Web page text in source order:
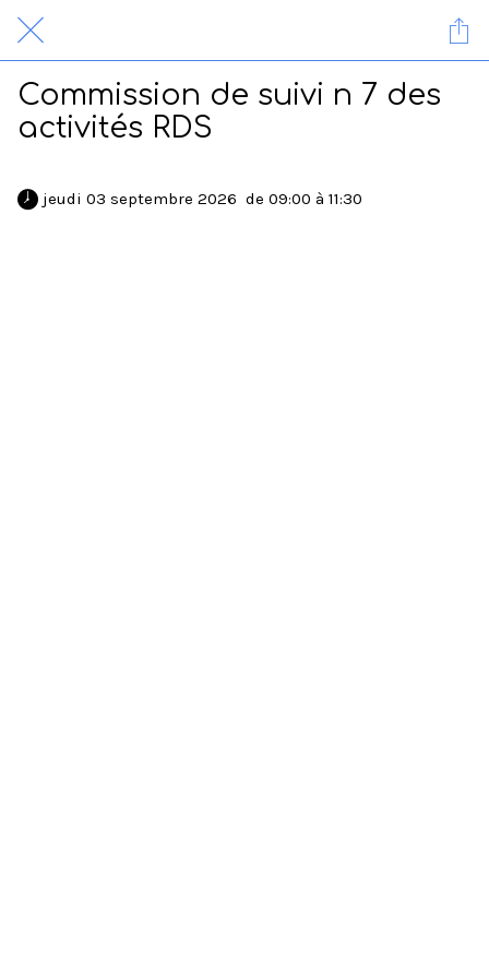
Commission de suivi n 7 des
activités RDS
jeudi 03 septembre 2026  de 09:00 à 11:30